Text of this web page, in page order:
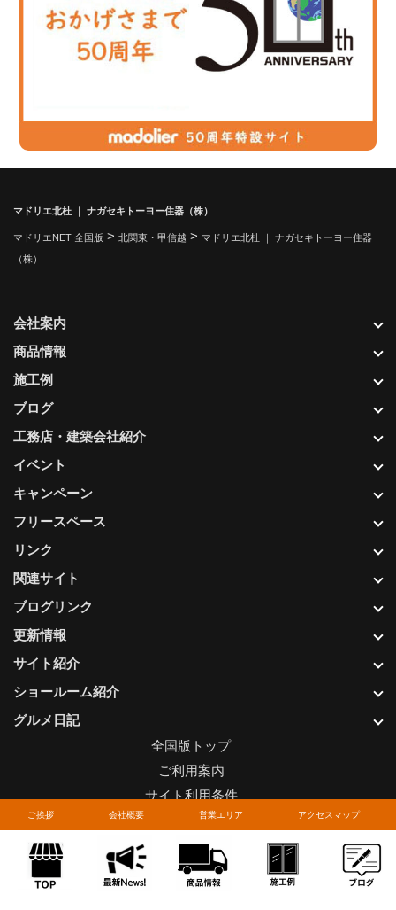
ご挨拶 会社概要 営業エリア アクセスマップ
マドリエ北杜 ｜ ナガセキトーヨー住器（株）
マドリエNET 全国版 > 北関東・甲信越 > マドリエ北杜 ｜ ナガセキトーヨー住器
（株）
更新情報
サイト紹介
ショールーム紹介
グルメ日記
会社案内
商品情報
施工例
ブログ
工務店・建築会社紹介
イベント
キャンペーン
フリースペース
リンク
関連サイト
ブログリンク
全国版トップ
ご利用案内
サイト利用条件
プライバシーポリシー
関連リンク
お問い合わせについて